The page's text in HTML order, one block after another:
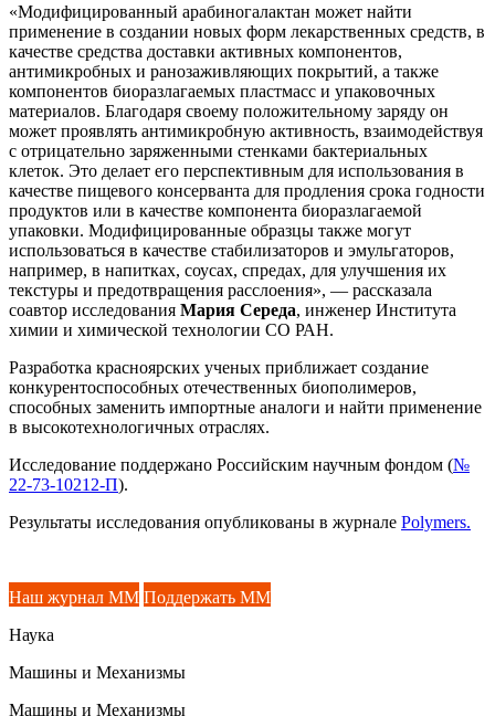
«Модифицированный арабиногалактан может найти
применение в создании новых форм лекарственных средств, в
качестве средства доставки активных компонентов,
антимикробных и ранозаживляющих покрытий, а также
компонентов биоразлагаемых пластмасс и упаковочных
материалов. Благодаря своему положительному заряду он
может проявлять антимикробную активность, взаимодействуя
с отрицательно заряженными стенками бактериальных
клеток. Это делает его перспективным для использования в
качестве пищевого консерванта для продления срока годности
продуктов или в качестве компонента биоразлагаемой
упаковки. Модифицированные образцы также могут
использоваться в качестве стабилизаторов и эмульгаторов,
например, в напитках, соусах, спредах, для улучшения их
текстуры и предотвращения расслоения», — рассказала
соавтор исследования Мария Середа, инженер Института
химии и химической технологии СО РАН.
Разработка красноярских ученых приближает создание
конкурентоспособных отечественных биополимеров,
способных заменить импортные аналоги и найти применение
в высокотехнологичных отраслях.
Исследование поддержано Российским научным фондом (№
22-73-10212-П).
Результаты исследования опубликованы в журнале Polymers.
Наш журнал ММ Поддержать ММ
Наука
Машины и Механизмы
Машины и Механизмы